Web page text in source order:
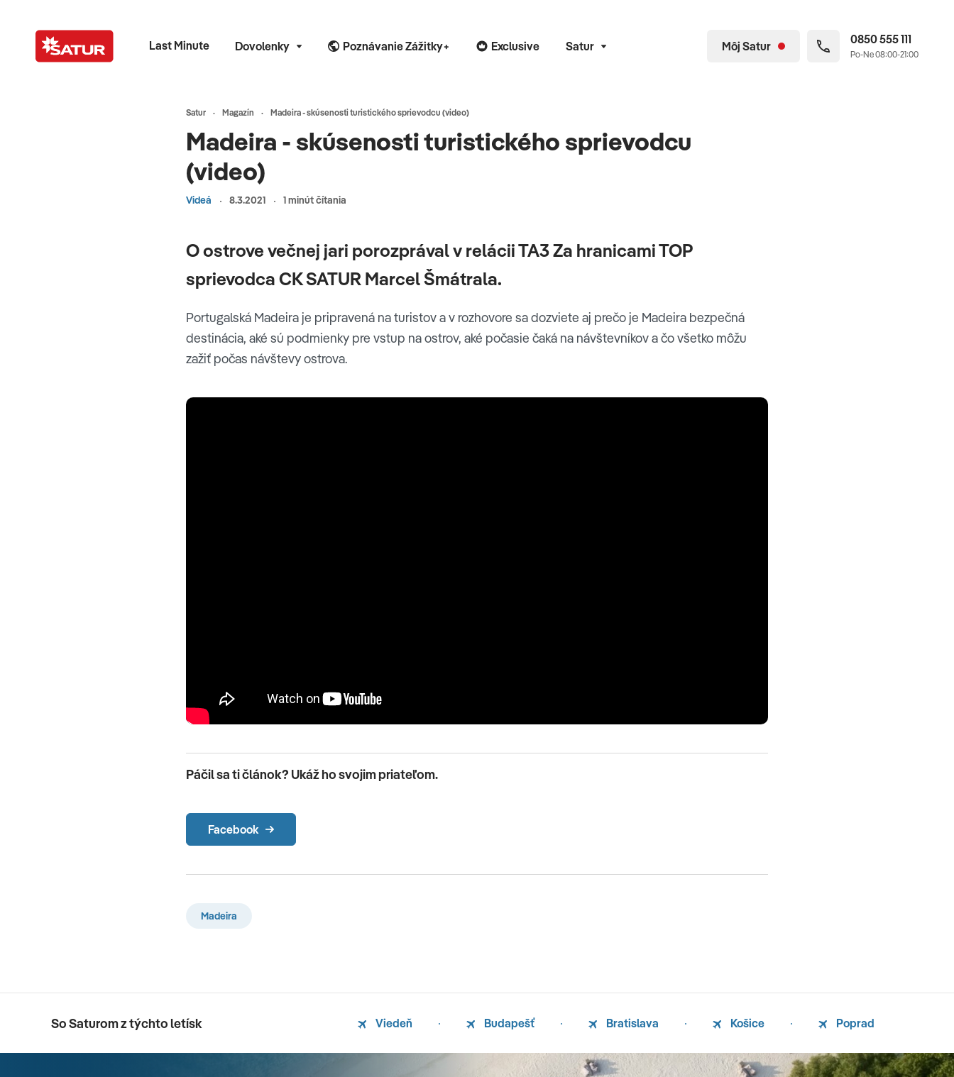
Last Minute Dovolenky Poznávanie Zážitky+ Exclusive Satur Môj Satur 0850 555 111
Po-Ne 08:00-21:00
Satur Magazín Madeira - skúsenosti turistického sprievodcu (video)
Madeira - skúsenosti turistického sprievodcu
(video)
Videá 8.3.2021 1 minút čítania
O ostrove večnej jari porozprával v relácii TA3 Za hranicami TOP
sprievodca CK SATUR Marcel Šmátrala.
Portugalská Madeira je pripravená na turistov a v rozhovore sa dozviete aj prečo je Madeira bezpečná
destinácia, aké sú podmienky pre vstup na ostrov, aké počasie čaká na návštevníkov a čo všetko môžu
zažiť počas návštevy ostrova.
Páčil sa ti článok? Ukáž ho svojim priateľom.
Facebook
Madeira
So Saturom z týchto letísk Viedeň Budapešť Bratislava Košice Poprad